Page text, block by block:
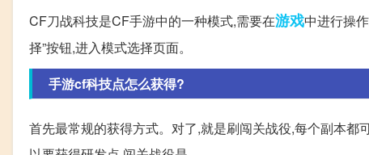
CF刀战科技是CF手游中的一种模式,需要在游戏中进行操
择”按钮,进入模式选择页面。
手游cf科技点怎么获得?
首先最常规的获得方式。对了,就是刷闯关战役,每个副本